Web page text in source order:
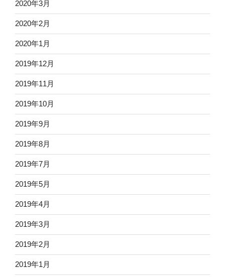
2020年3月
2020年2月
2020年1月
2019年12月
2019年11月
2019年10月
2019年9月
2019年8月
2019年7月
2019年5月
2019年4月
2019年3月
2019年2月
2019年1月